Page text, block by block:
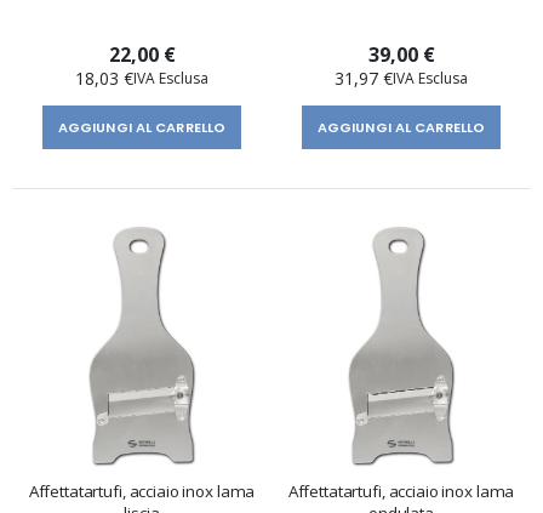
22,00 €
18,03 €
AGGIUNGI AL CARRELLO
39,00 €
31,97 €
AGGIUNGI AL CARRELLO
Affettatartufi, acciaio inox lama
Affettatartufi, acciaio inox lama